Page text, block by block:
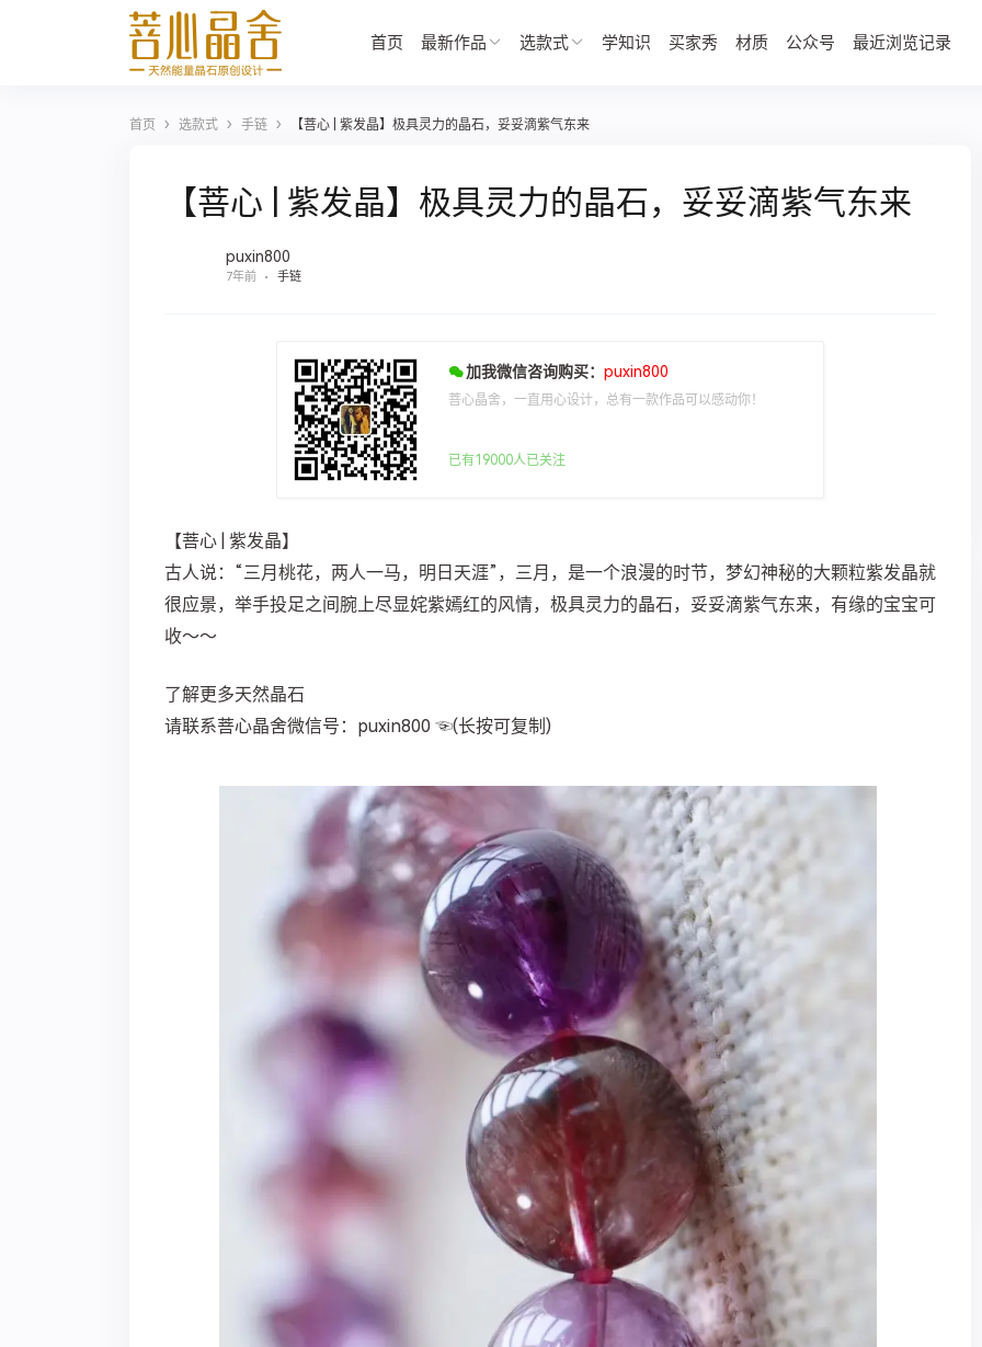
首页 最新作品 选款式 学知识 买家秀 材质 公众号 最近浏览记录
首页 › 选款式 › 手链 › 【菩心 | 紫发晶】极具灵力的晶石，妥妥滴紫气东来
【菩心 | 紫发晶】极具灵力的晶石，妥妥滴紫气东来
puxin800
7年前 手链
加我微信咨询购买： puxin800
菩心晶舍，一直用心设计，总有一款作品可以感动你！
已有19000人已关注
【菩心 | 紫发晶】
古人说：“三月桃花，两人一马，明日天涯”，三月，是一个浪漫的时节，梦幻神秘的大颗粒紫发晶就
很应景，举手投足之间腕上尽显姹紫嫣红的风情，极具灵力的晶石，妥妥滴紫气东来，有缘的宝宝可
收～～
了解更多天然晶石
请联系菩心晶舍微信号：puxin800 ☜(长按可复制)